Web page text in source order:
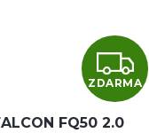
Z
D
ZDARMA
FQ50 2.0